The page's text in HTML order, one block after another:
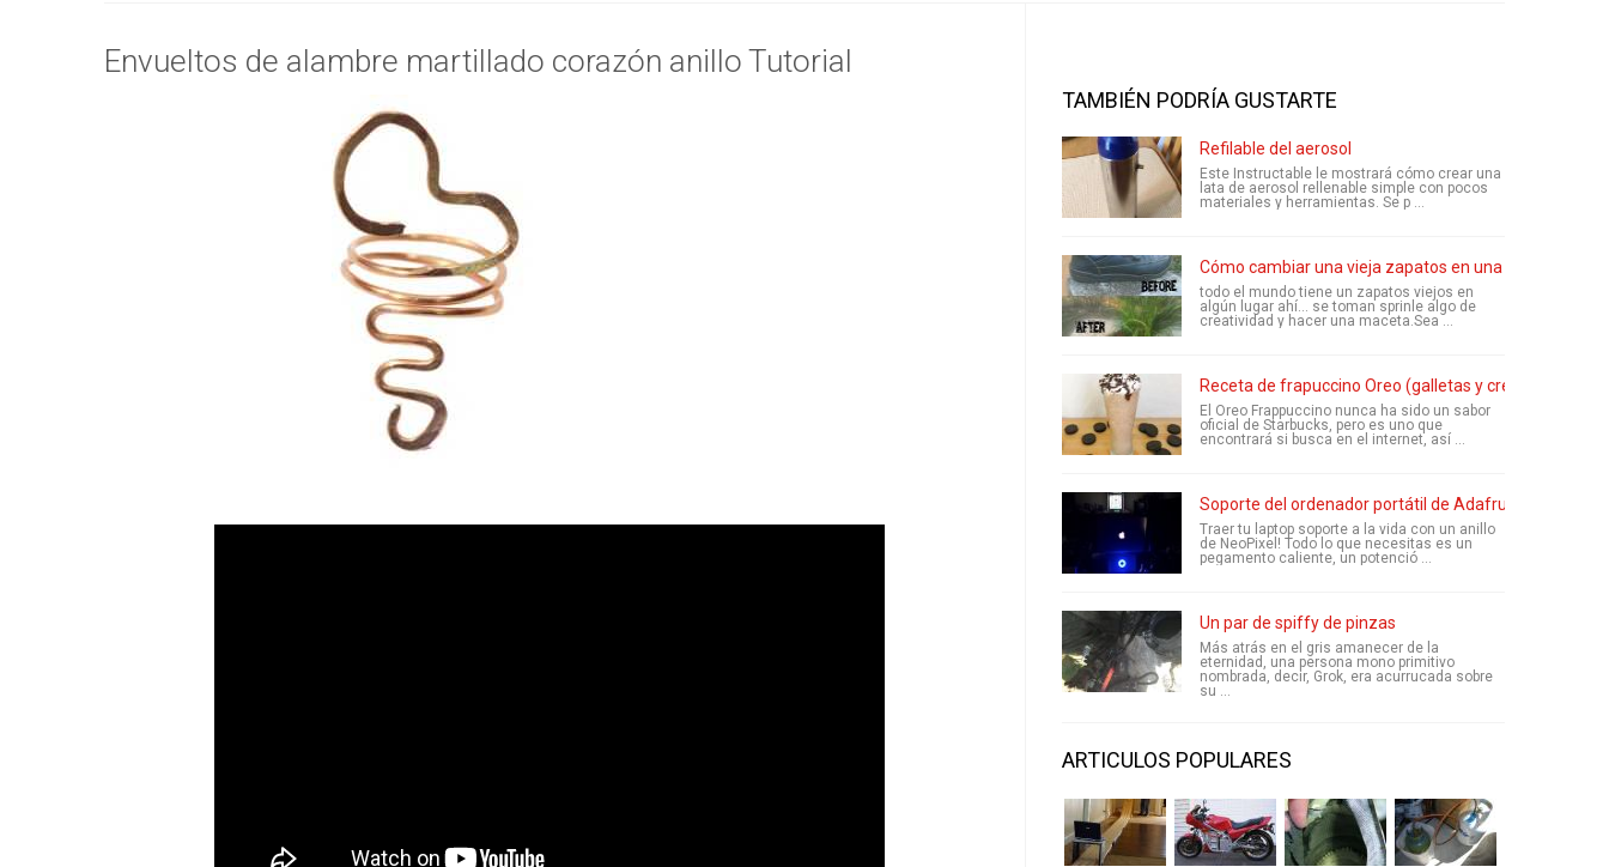
Envueltos de alambre martillado corazón anillo Tutorial
TAMBIÉN PODRÍA GUSTARTE
Refilable del aerosol
Este Instructable le mostrará cómo crear una
lata de aerosol rellenable simple con pocos
materiales y herramientas. Se p ...
Cómo cambiar una vieja zapatos en una maceta
todo el mundo tiene un zapatos viejos en
algún lugar ahí... se toman sprinle algo de
creatividad y hacer una maceta.Sea ...
Receta de frapuccino Oreo (galletas y crema
El Oreo Frappuccino nunca ha sido un sabor
oficial de Starbucks, pero es uno que
encontrará si busca en el internet, así ...
Soporte del ordenador portátil de Adafruit NeoPixel
Traer tu laptop soporte a la vida con un anillo
de NeoPixel! Todo lo que necesitas es un
pegamento caliente, un potenció ...
Un par de spiffy de pinzas
Más atrás en el gris amanecer de la
eternidad, una persona mono primitivo
nombrada, decir, Grok, era acurrucada sobre
su ...
ARTICULOS POPULARES